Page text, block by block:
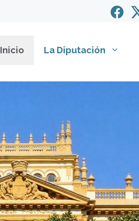
Inicio La Diputación